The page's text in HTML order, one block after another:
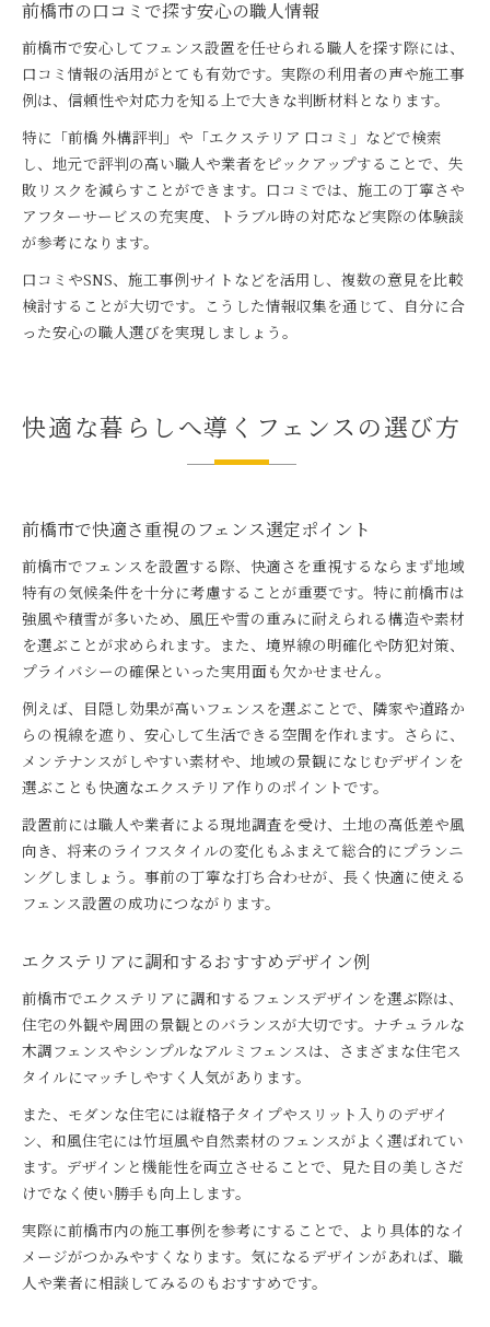
前橋市の口コミで探す安心の職人情報
前橋市で安心してフェンス設置を任せられる職人を探す際には、
口コミ情報の活用がとても有効です。実際の利用者の声や施工事
例は、信頼性や対応力を知る上で大きな判断材料となります。
特に「前橋 外構評判」や「エクステリア 口コミ」などで検索
し、地元で評判の高い職人や業者をピックアップすることで、失
敗リスクを減らすことができます。口コミでは、施工の丁寧さや
アフターサービスの充実度、トラブル時の対応など実際の体験談
が参考になります。
口コミやSNS、施工事例サイトなどを活用し、複数の意見を比較
検討することが大切です。こうした情報収集を通じて、自分に合
った安心の職人選びを実現しましょう。
快適な暮らしへ導くフェンスの選び方
前橋市で快適さ重視のフェンス選定ポイント
前橋市でフェンスを設置する際、快適さを重視するならまず地域
特有の気候条件を十分に考慮することが重要です。特に前橋市は
強風や積雪が多いため、風圧や雪の重みに耐えられる構造や素材
を選ぶことが求められます。また、境界線の明確化や防犯対策、
プライバシーの確保といった実用面も欠かせません。
例えば、目隠し効果が高いフェンスを選ぶことで、隣家や道路か
らの視線を遮り、安心して生活できる空間を作れます。さらに、
メンテナンスがしやすい素材や、地域の景観になじむデザインを
選ぶことも快適なエクステリア作りのポイントです。
設置前には職人や業者による現地調査を受け、土地の高低差や風
向き、将来のライフスタイルの変化もふまえて総合的にプランニ
ングしましょう。事前の丁寧な打ち合わせが、長く快適に使える
フェンス設置の成功につながります。
エクステリアに調和するおすすめデザイン例
前橋市でエクステリアに調和するフェンスデザインを選ぶ際は、
住宅の外観や周囲の景観とのバランスが大切です。ナチュラルな
木調フェンスやシンプルなアルミフェンスは、さまざまな住宅ス
タイルにマッチしやすく人気があります。
また、モダンな住宅には縦格子タイプやスリット入りのデザイ
ン、和風住宅には竹垣風や自然素材のフェンスがよく選ばれてい
ます。デザインと機能性を両立させることで、見た目の美しさだ
けでなく使い勝手も向上します。
実際に前橋市内の施工事例を参考にすることで、より具体的なイ
メージがつかみやすくなります。気になるデザインがあれば、職
人や業者に相談してみるのもおすすめです。